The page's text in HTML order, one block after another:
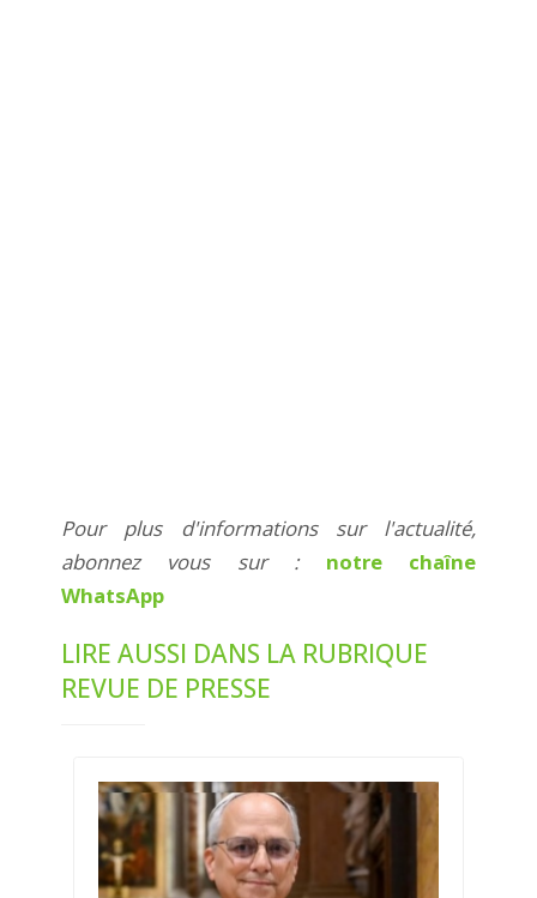
Pour plus d'informations sur l'actualité,
abonnez vous sur : notre chaîne
WhatsApp
LIRE AUSSI DANS LA RUBRIQUE
REVUE DE PRESSE